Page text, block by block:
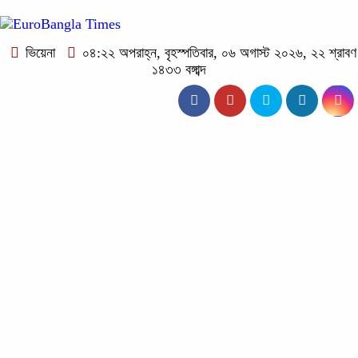
ভিয়েনা
০৪:২২ অপরাহ্ন, বৃহস্পতিবার, ০৬ অগাস্ট ২০২৬, ২২ শ্রাবণ
১৪৩৩ বঙ্গাব্দ